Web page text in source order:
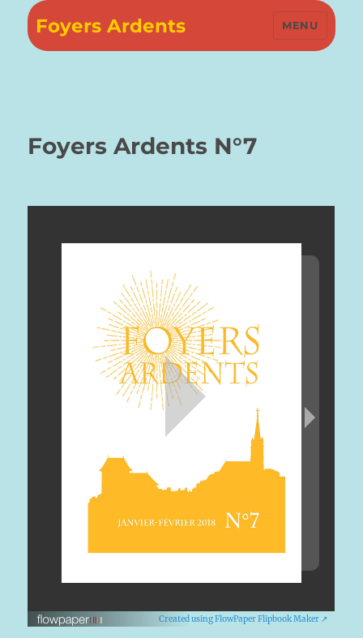
Foyers Ardents MENU
Foyers Ardents N°7
Created using FlowPaper Flipbook Maker ↗